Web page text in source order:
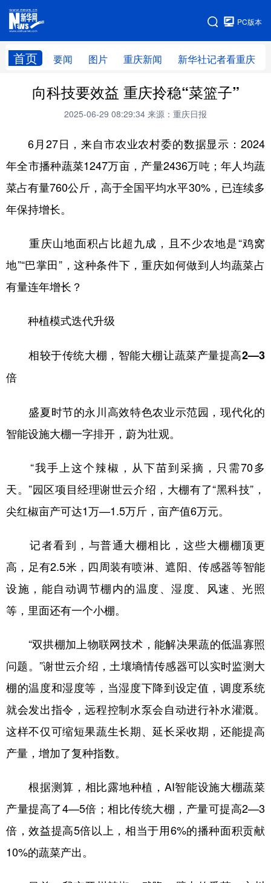
PC版本
首页 要闻 图片 重庆新闻 新华社记者看重庆
网站地图
向科技要效益 重庆拎稳“菜篮子”
2025-06-29 08:29:34 来源：重庆日报
6月27日，来自市农业农村委的数据显示：2024
年全市播种蔬菜1247万亩，产量2436万吨；年人均蔬
菜占有量760公斤，高于全国平均水平30%，已连续多
年保持增长。
重庆山地面积占比超九成，且不少农地是“鸡窝
地”“巴掌田”，这种条件下，重庆如何做到人均蔬菜占
有量连年增长？
种植模式迭代升级
相较于传统大棚，智能大棚让蔬菜产量提高2—3
倍
盛夏时节的永川高效特色农业示范园，现代化的
智能设施大棚一字排开，蔚为壮观。
“我手上这个辣椒，从下苗到采摘，只需70多
天。”园区项目经理谢世云介绍，大棚有了“黑科技”，
尖红椒亩产可达1万—1.5万斤，亩产值6万元。
记者看到，与普通大棚相比，这些大棚棚顶更
高，足有2.5米，四周装有喷淋、遮阳、传感器等智能
设施，能自动调节棚内的温度、湿度、风速、光照
等，里面还有一个小棚。
“双拱棚加上物联网技术，能解决果蔬的低温寡照
问题。”谢世云介绍，土壤墒情传感器可以实时监测大
棚的温度和湿度等，当湿度下降到设定值，调度系统
就会发出指令，远程控制水泵会自动进行补水灌溉。
这样不仅可缩短果蔬生长期、延长采收期，还能提高
产量，增加了复种指数。
根据测算，相比露地种植，AI智能设施大棚蔬菜
产量提高了4—5倍；相比传统大棚，产量可提高2—3
倍，效益提高5倍以上，相当于用6%的播种面积贡献
10%的蔬菜产出。